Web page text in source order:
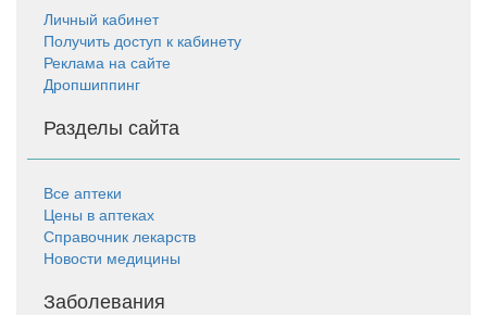
Личный кабинет
Получить доступ к кабинету
Реклама на сайте
Дропшиппинг
Разделы сайта
Все аптеки
Цены в аптеках
Справочник лекарств
Новости медицины
Заболевания